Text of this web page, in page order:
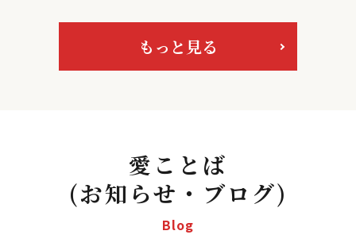
もっと見る
愛ことば
(お知らせ・ブログ)
Blog